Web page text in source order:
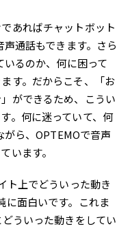
あればチャットボット
通話もできます。さら
るのか、何に困って
す。だからこそ、「お
ができるため、こうい
。何に迷っていて、何
ら、OPTEMOで音声
います。
ト上でどういった動き
に面白いです。これま
ういった動きをしてい